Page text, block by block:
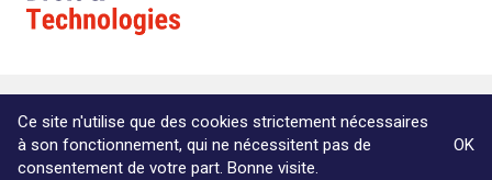
© Copyright Max & Zoé SPRL - Vie Privée -A propos &
informations légales
Website by Akimedia
Ce site n'utilise que des cookies strictement nécessaires
à son fonctionnement, qui ne nécessitent pas de
consentement de votre part. Bonne visite.
OK